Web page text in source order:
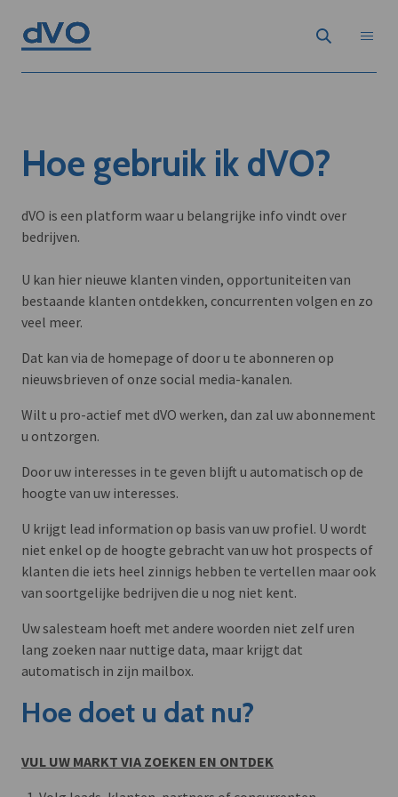
Hoe gebruik ik dVO?
dVO is een platform waar u belangrijke info vindt over
bedrijven.
U kan hier nieuwe klanten vinden, opportuniteiten van
bestaande klanten ontdekken, concurrenten volgen en zo
veel meer.
Dat kan via de homepage of door u te abonneren op
nieuwsbrieven of onze social media-kanalen.
Wilt u pro-actief met dVO werken, dan zal uw abonnement
u ontzorgen.
Door uw interesses in te geven blijft u automatisch op de
hoogte van uw interesses.
U krijgt lead information op basis van uw profiel. U wordt
niet enkel op de hoogte gebracht van uw hot prospects of
klanten die iets heel zinnigs hebben te vertellen maar ook
van soortgelijke bedrijven die u nog niet kent.
Uw salesteam hoeft met andere woorden niet zelf uren
lang zoeken naar nuttige data, maar krijgt dat
automatisch in zijn mailbox.
Hoe doet u dat nu?
VUL UW MARKT VIA ZOEKEN EN ONTDEK